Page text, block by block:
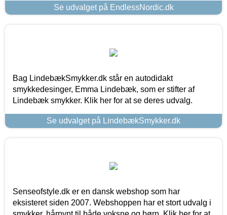
Se udvalget på EndlessNordic.dk
Bag LindebækSmykker.dk står en autodidakt
smykkedesinger, Emma Lindebæk, som er stifter af
Lindebæk smykker. Klik her for at se deres udvalg.
Se udvalget på LindebækSmykker.dk
Senseofstyle.dk er en dansk webshop som har
eksisteret siden 2007. Webshoppen har et stort udvalg i